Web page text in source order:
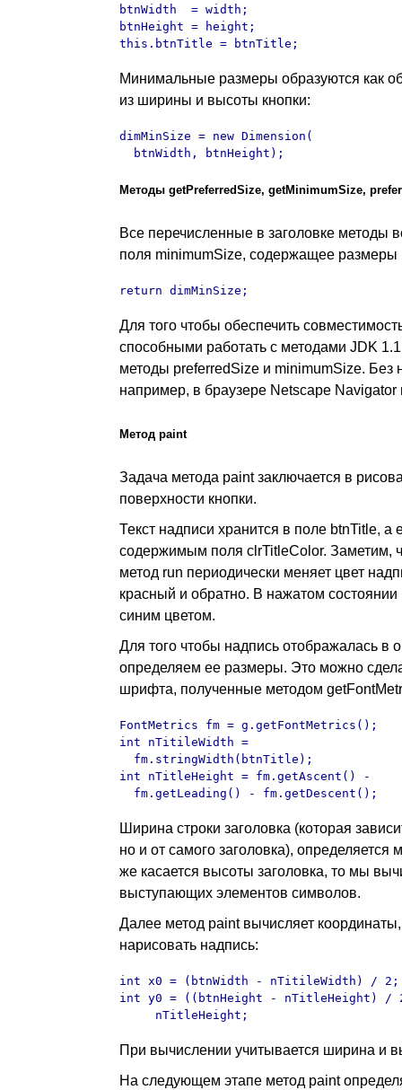
btnWidth  = width;
btnHeight = height;
this.btnTitle = btnTitle;
Минимальные размеры образуются как
из ширины и высоты кнопки:
dimMinSize = new Dimension(
  btnWidth, btnHeight);
Методы getPreferredSize, getMinimumSize,
Все перечисленные в заголовке методы
поля minimumSize, содержащее размеры
return dimMinSize;
Для того чтобы обеспечить
способными работать с методами JDK
методы preferredSize и minimumSize. Без
например, в браузере Netscape Navigator
Метод paint
Задача метода paint заключается в
поверхности кнопки.
Текст надписи хранится в поле btnTitle, а
содержимым поля clrTitleColor. Заметим,
метод run периодически меняет цвет
красный и обратно. В нажатом состоянии
синим цветом.
Для того чтобы надпись отображалась в
определяем ее размеры. Это можно
шрифта, полученные методом
FontMetrics fm = g.getFontMetrics();
int nTitileWidth =
  fm.stringWidth(btnTitle);
int nTitleHeight = fm.getAscent() -
  fm.getLeading() - fm.getDescent();
Ширина строки заголовка (которая
но и от самого заголовка), определяется
же касается высоты заголовка, то мы
выступающих элементов символов.
Далее метод paint вычисляет
нарисовать надпись:
int x0 = (btnWidth - nTitileWidth) / 2;
int y0 = ((btnHeight - nTitleHeight) /
     nTitleHeight;
При вычислении учитывается ширина и
На следующем этапе метод paint